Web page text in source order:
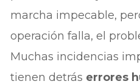
marcha impecable,
operación falla, el
Muchas incidencias
tienen detrás errores